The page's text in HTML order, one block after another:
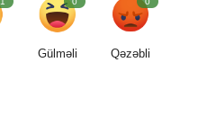
Gülməli Qəzəbli